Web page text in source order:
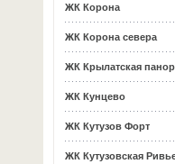
ЖК Корона
ЖК Корона севера
ЖК Крылатская
ЖК Кунцево
ЖК Кутузов Форт
ЖК Кутузовская